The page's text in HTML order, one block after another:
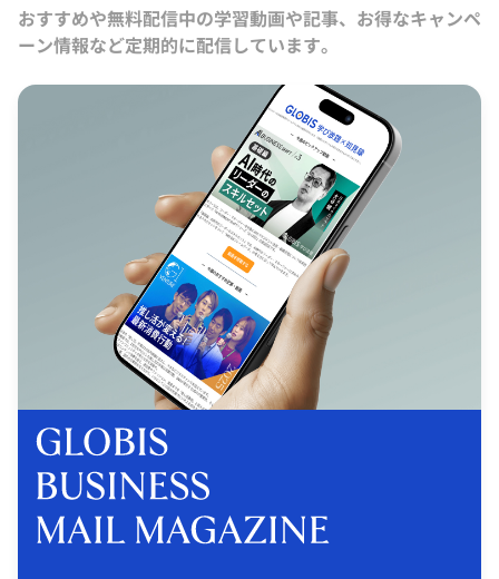
おすすめや無料配信中の学習動画や記事、お得なキャンペ
ーン情報など定期的に配信しています。